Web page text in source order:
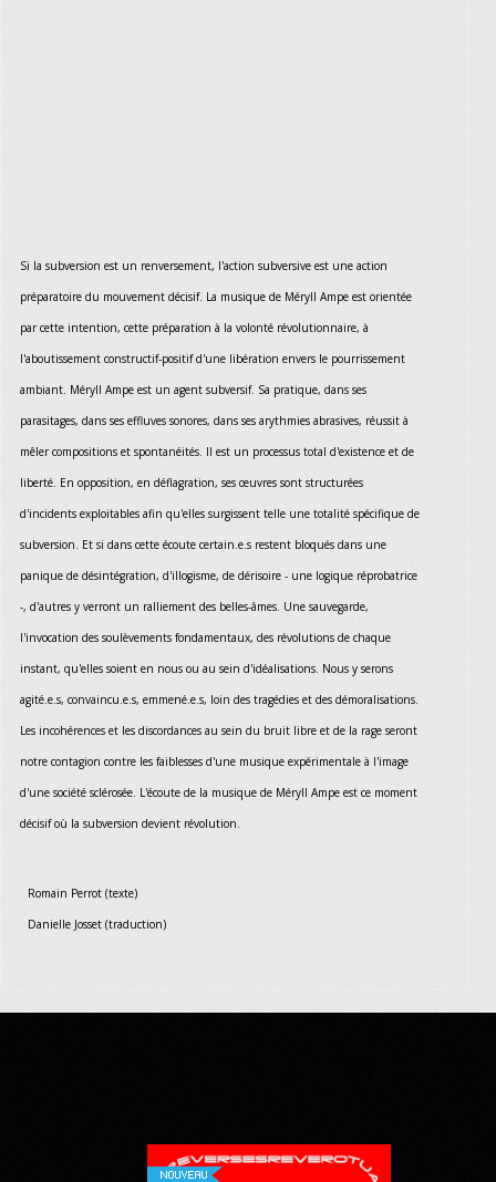
Si la subversion est un renversement, l'action subversive est une action
préparatoire du mouvement décisif. La musique de Méryll Ampe est orientée
par cette intention, cette préparation à la volonté révolutionnaire, à
l'aboutissement constructif-positif d'une libération envers le pourrissement
ambiant. Méryll Ampe est un agent subversif. Sa pratique, dans ses
parasitages, dans ses effluves sonores, dans ses arythmies abrasives, réussit à
mêler compositions et spontanéités. Il est un processus total d'existence et de
liberté. En opposition, en déflagration, ses œuvres sont structurées
d'incidents exploitables afin qu'elles surgissent telle une totalité spécifique de
subversion. Et si dans cette écoute certain.e.s restent bloqués dans une
panique de désintégration, d'illogisme, de dérisoire - une logique réprobatrice
-, d'autres y verront un ralliement des belles-âmes. Une sauvegarde,
l'invocation des soulèvements fondamentaux, des révolutions de chaque
instant, qu'elles soient en nous ou au sein d'idéalisations. Nous y serons
agité.e.s, convaincu.e.s, emmené.e.s, loin des tragédies et des démoralisations.
Les incohérences et les discordances au sein du bruit libre et de la rage seront
notre contagion contre les faiblesses d'une musique expérimentale à l'image
d'une société sclérosée. L'écoute de la musique de Méryll Ampe est ce moment
décisif où la subversion devient révolution.
Romain Perrot (texte)
Danielle Josset (traduction)
NOUVEAU